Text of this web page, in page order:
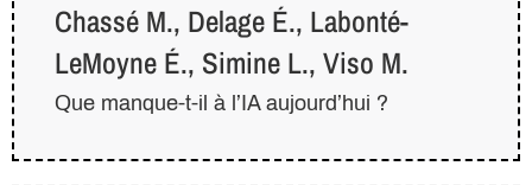
Chassé M., Delage É., Labonté-
LeMoyne É., Simine L., Viso M.
Que manque-t-il à l’IA aujourd’hui ?